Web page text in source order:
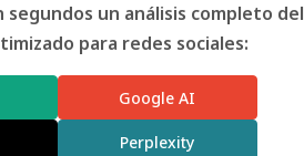
un análisis completo del
para redes sociales:
Google AI
Perplexity